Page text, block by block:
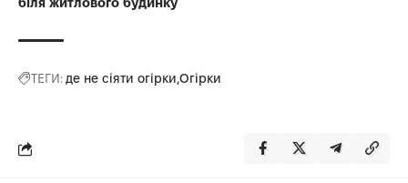
ТЕГИ: де не сіяти огірки Огірки